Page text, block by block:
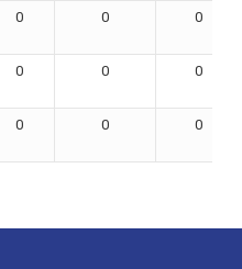
0 0 0
0 0 0
0 0 0